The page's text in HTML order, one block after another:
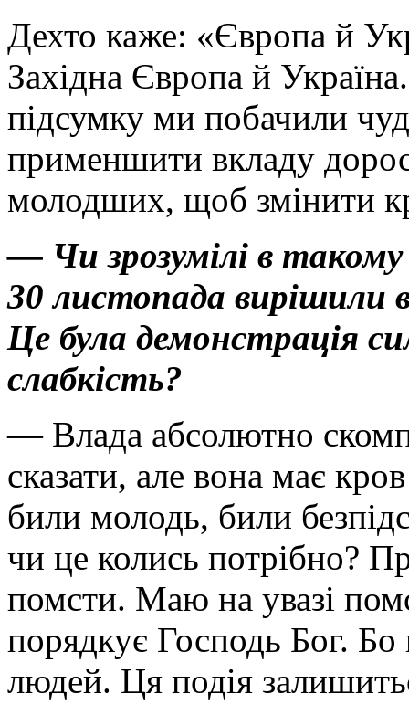
Дехто каже: «Європа й
Західна Європа й
підсумку ми побачили
применшити вкладу
молодших, щоб змінити
— Чи зрозумілі в такому
30 листопада вирішили
Це була демонстрація
слабкість?
— Влада абсолютно
сказати, але вона має
били молодь, били
чи це колись потрібно?
помсти. Маю на увазі
порядкує Господь Бог.
людей. Ця подія